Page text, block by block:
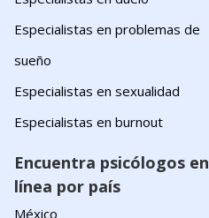
Especialistas en problemas de
sueño
Especialistas en sexualidad
Especialistas en burnout
Encuentra psicólogos en
línea por país
México